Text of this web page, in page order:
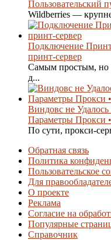
Пользовательский
Wildberries —
Подключение
принт-сервер
Самым простым, но
д...
Виндовс не
Параметры Прокси
По сути, прокси-
Обратная связь
Политика
Пользовательское
Для
О проекте
Реклама
Согласие на
Популярные
Справочник